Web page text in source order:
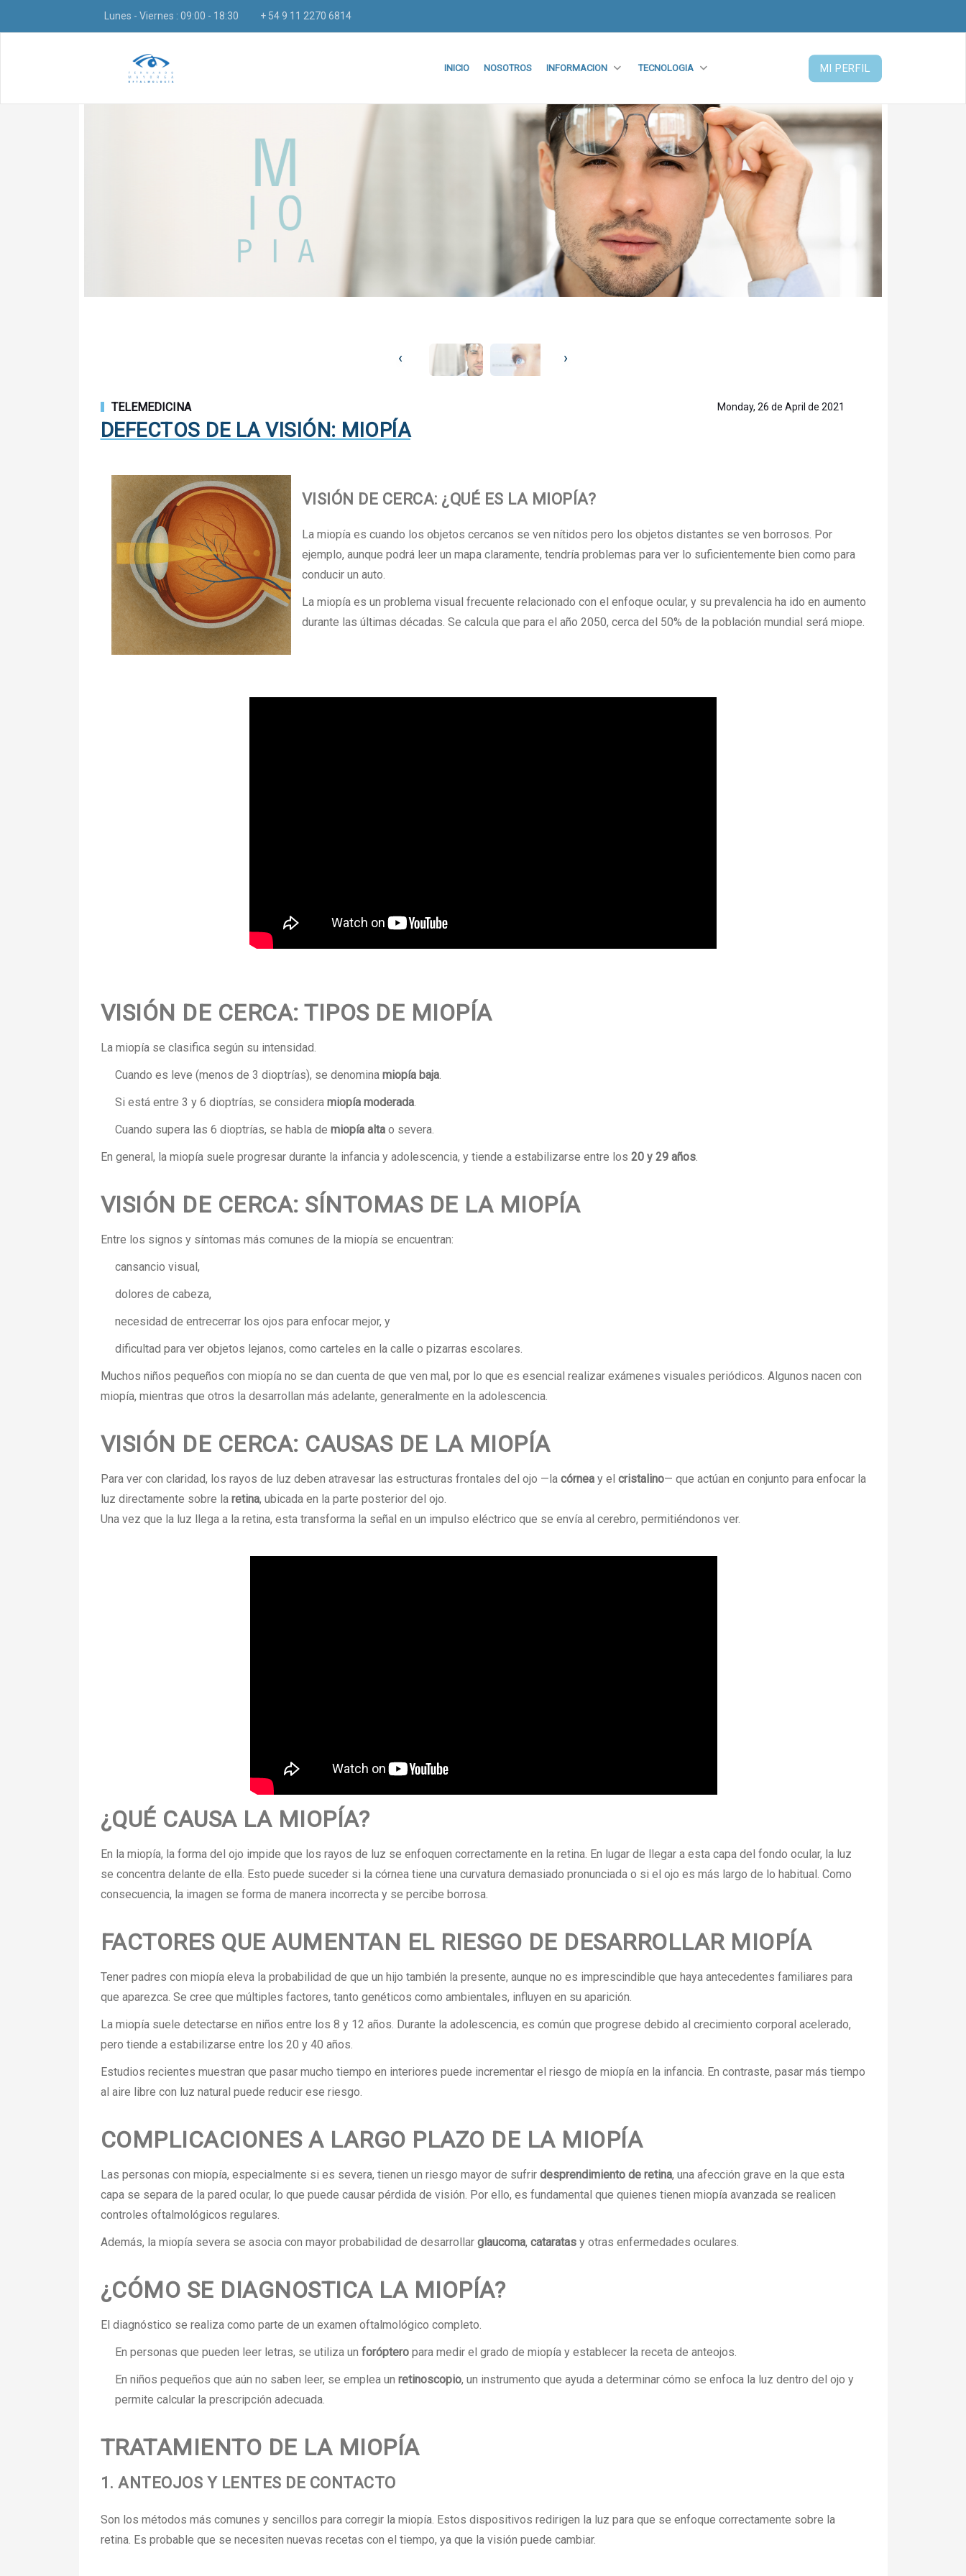
Lunes - Viernes : 09:00 - 18:30 + 54 9 11 2270 6814
INICIO NOSOTROS INFORMACION TECNOLOGIA MI PERFIL
‹ ›
TELEMEDICINA Monday, 26 de April de 2021
DEFECTOS DE LA VISIÓN: MIOPÍA
VISIÓN DE CERCA: ¿QUÉ ES LA MIOPÍA?
La miopía es cuando los objetos cercanos se ven nítidos pero los objetos distantes se ven borrosos. Por
ejemplo, aunque podrá leer un mapa claramente, tendría problemas para ver lo suficientemente bien como para
conducir un auto.
La miopía es un problema visual frecuente relacionado con el enfoque ocular, y su prevalencia ha ido en aumento
durante las últimas décadas. Se calcula que para el año 2050, cerca del 50% de la población mundial será miope.
VISIÓN DE CERCA: TIPOS DE MIOPÍA
La miopía se clasifica según su intensidad.
Cuando es leve (menos de 3 dioptrías), se denomina miopía baja.
Si está entre 3 y 6 dioptrías, se considera miopía moderada.
Cuando supera las 6 dioptrías, se habla de miopía altao severa.
En general, la miopía suele progresar durante la infancia y adolescencia, y tiende a estabilizarse entre los 20 y 29 años.
VISIÓN DE CERCA: SÍNTOMAS DE LA MIOPÍA
Entre los signos y síntomas más comunes de la miopía se encuentran:
cansancio visual,
dolores de cabeza,
necesidad de entrecerrar los ojos para enfocar mejor, y
dificultad para ver objetos lejanos, como carteles en la calle o pizarras escolares.
Muchos niños pequeños con miopía no se dan cuenta de que ven mal, por lo que es esencial realizar exámenes visuales periódicos. Algunos nacen con
miopía, mientras que otros la desarrollan más adelante, generalmente en la adolescencia.
VISIÓN DE CERCA: CAUSAS DE LA MIOPÍA
Para ver con claridad, los rayos de luz deben atravesar las estructuras frontales del ojo —la córneay el cristalino— que actúan en conjunto para enfocar la
luz directamente sobre la retina, ubicada en la parte posterior del ojo.
Una vez que la luz llega a la retina, esta transforma la señal en un impulso eléctrico que se envía al cerebro, permitiéndonos ver.
¿QUÉ CAUSA LA MIOPÍA?
En la miopía, la forma del ojo impide que los rayos de luz se enfoquen correctamente en la retina. En lugar de llegar a esta capa del fondo ocular, la luz
se concentra delante de ella. Esto puede suceder si la córnea tiene una curvatura demasiado pronunciada o si el ojo es más largo de lo habitual. Como
consecuencia, la imagen se forma de manera incorrecta y se percibe borrosa.
FACTORES QUE AUMENTAN EL RIESGO DE DESARROLLAR MIOPÍA
Tener padres con miopía eleva la probabilidad de que un hijo también la presente, aunque no es imprescindible que haya antecedentes familiares para
que aparezca. Se cree que múltiples factores, tanto genéticos como ambientales, influyen en su aparición.
La miopía suele detectarse en niños entre los 8 y 12 años. Durante la adolescencia, es común que progrese debido al crecimiento corporal acelerado,
pero tiende a estabilizarse entre los 20 y 40 años.
Estudios recientes muestran que pasar mucho tiempo en interiores puede incrementar el riesgo de miopía en la infancia. En contraste, pasar más tiempo
al aire libre con luz natural puede reducir ese riesgo.
COMPLICACIONES A LARGO PLAZO DE LA MIOPÍA
Las personas con miopía, especialmente si es severa, tienen un riesgo mayor de sufrir desprendimiento de retina, una afección grave en la que esta
capa se separa de la pared ocular, lo que puede causar pérdida de visión. Por ello, es fundamental que quienes tienen miopía avanzada se realicen
controles oftalmológicos regulares.
Además, la miopía severa se asocia con mayor probabilidad de desarrollar glaucoma, cataratasy otras enfermedades oculares.
¿CÓMO SE DIAGNOSTICA LA MIOPÍA?
El diagnóstico se realiza como parte de un examen oftalmológico completo.
En personas que pueden leer letras, se utiliza un forópteropara medir el grado de miopía y establecer la receta de anteojos.
En niños pequeños que aún no saben leer, se emplea un retinoscopio, un instrumento que ayuda a determinar cómo se enfoca la luz dentro del ojo y
permite calcular la prescripción adecuada.
TRATAMIENTO DE LA MIOPÍA
1. ANTEOJOS Y LENTES DE CONTACTO
Son los métodos más comunes y sencillos para corregir la miopía. Estos dispositivos redirigen la luz para que se enfoque correctamente sobre la
retina. Es probable que se necesiten nuevas recetas con el tiempo, ya que la visión puede cambiar.